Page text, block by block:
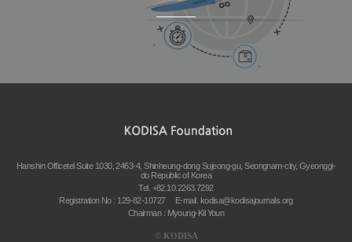
Hanshin Officetel Suite 1030, 2463-4, Shinheung-dong Sujeong-gu, Seongnam-city, Gyeonggi-
do Republic of Korea
Tel. +82.10.2263.7292
Registration No : 129-82-10727
E-mail. kodisa@kodisajournals.org
Chairman : Myoung-Kil Youn
© KODISA